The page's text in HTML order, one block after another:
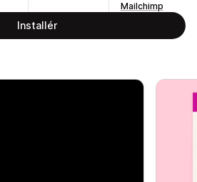
Mailchimp
Installér